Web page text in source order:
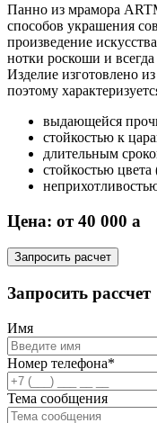
Панно из мрамора
способов украшения
произведение
нотки роскоши и всегда
Изделие изготовлено
поэтому
выдающейся
стойкостью к
длительным
стойкостью цвета
Цена: от 40 000 a
Запросить расчет
Запросить рассчет
Имя
Номер телефона*
Тема сообщения